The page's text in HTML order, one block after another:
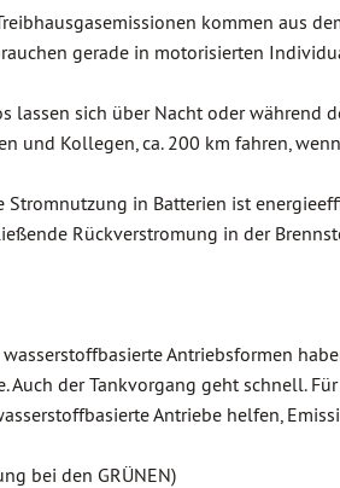
kommen aus
gerade in motorisierten
lassen sich über Nacht oder während
und Kollegen, ca. 200 km fahren,
Stromnutzung in Batterien ist
Rückverstromung in der
Antriebsformen
Auch der Tankvorgang geht schnell.
Antriebe helfen,
bei den GRÜNEN)